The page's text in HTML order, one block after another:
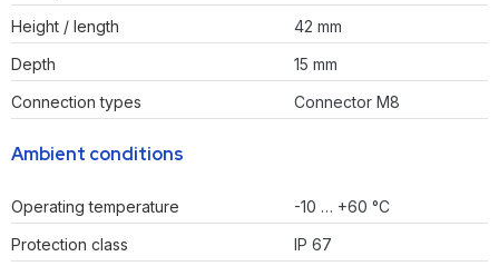
Height / length
42 mm
Depth
15 mm
Connection types
Connector M8
Ambient conditions
Operating temperature
-10 … +60 °C
Protection class
IP 67